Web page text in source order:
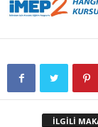
İLGİLİ